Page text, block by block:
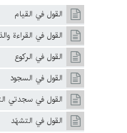
القول في القيام
القول في القراءة
القول في الركوع
القول في السجود
القول في سجدتي
القول في التشهّد